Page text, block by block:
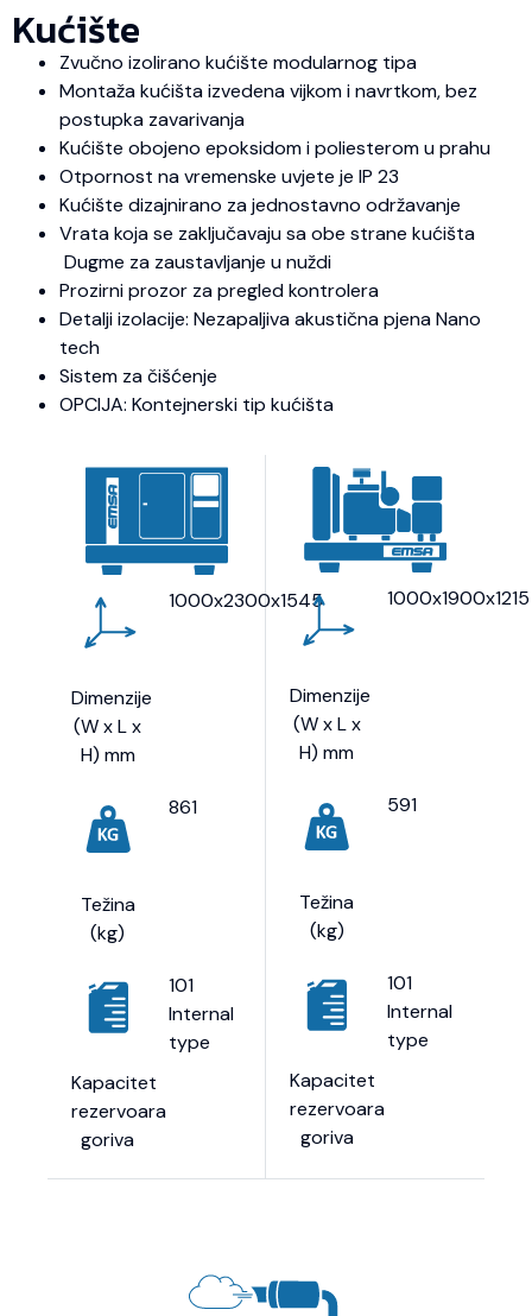
Kućište
Zvučno izolirano kućište modularnog tipa
Montaža kućišta izvedena vijkom i navrtkom, bez
postupka zavarivanja
Kućište obojeno epoksidom i poliesterom u prahu
Otpornost na vremenske uvjete je IP 23
Kućište dizajnirano za jednostavno održavanje
Vrata koja se zaključavaju sa obe strane kućišta
Dugme za zaustavljanje u nuždi
Prozirni prozor za pregled kontrolera
Detalji izolacije: Nezapaljiva akustična pjena Nano
tech
Sistem za čišćenje
OPCIJA: Kontejnerski tip kućišta
Dimenzije
(W x L x
H) mm
1000x2300x1545
Težina
(kg)
861
Kapacitet
rezervoara
goriva
101
Internal
type
Dimenzije
(W x L x
H) mm
1000x1900x1215
Težina
(kg)
591
Kapacitet
rezervoara
goriva
101
Internal
type